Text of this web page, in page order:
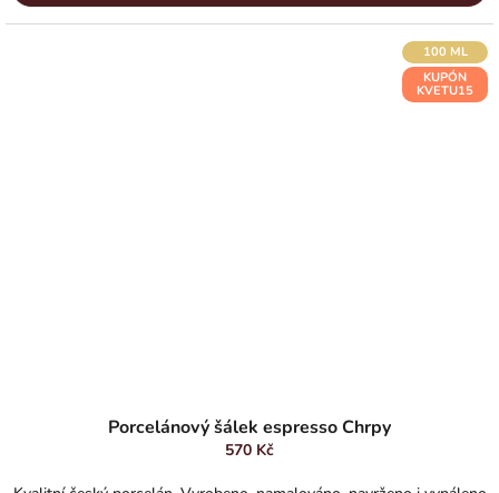
100 ML
KUPÓN
KVETU15
Porcelánový šálek espresso Chrpy
570 Kč